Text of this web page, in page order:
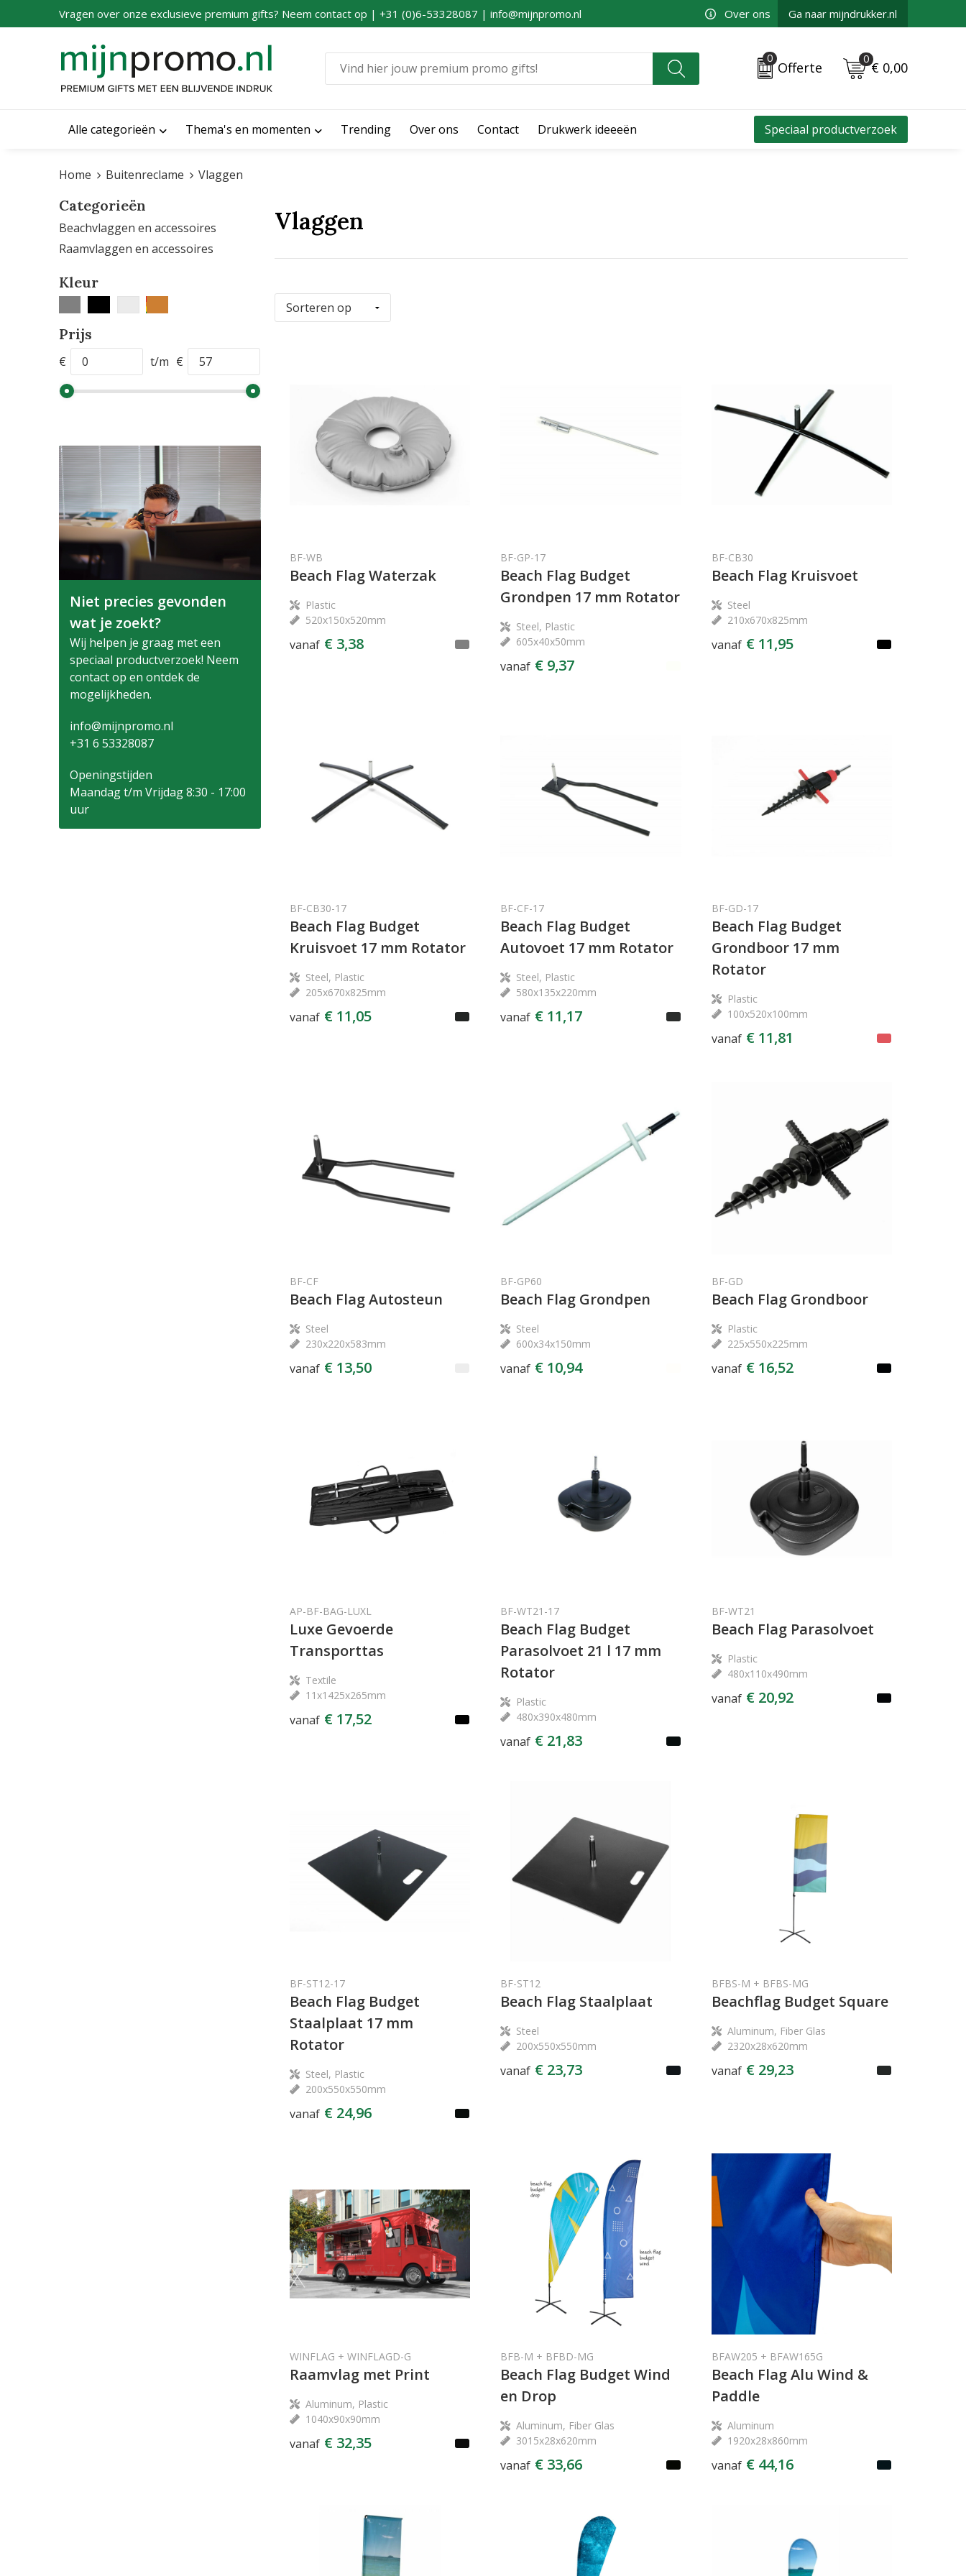
Vragen over onze exclusieve premium gifts? Neem contact op | +31 (0)6-53328087 | info@mijnpromo.nl Over ons Ga naar mijndrukker.nl
0
Offerte
0
€ 0,00
Alle categorieën Thema's en momenten Trending Over ons Contact Drukwerk ideeeën Speciaal productverzoek
Home Buitenreclame Vlaggen
Categorieën
Beachvlaggen en accessoires
Raamvlaggen en accessoires
Kleur
Prijs
€ t/m €
Niet precies gevonden
wat je zoekt?
Wij helpen je graag met een
speciaal productverzoek! Neem
contact op en ontdek de
mogelijkheden.
info@mijnpromo.nl
+31 6 53328087
Openingstijden
Maandag t/m Vrijdag 8:30 - 17:00
uur
Vlaggen
BF-WB
Beach Flag Waterzak
Plastic
520x150x520mm
vanaf € 3,38
BF-GP-17
Beach Flag Budget
Grondpen 17 mm Rotator
Steel, Plastic
605x40x50mm
vanaf € 9,37
BF-CB30
Beach Flag Kruisvoet
Steel
210x670x825mm
vanaf € 11,95
BF-CB30-17
Beach Flag Budget
Kruisvoet 17 mm Rotator
Steel, Plastic
205x670x825mm
vanaf € 11,05
BF-CF-17
Beach Flag Budget
Autovoet 17 mm Rotator
Steel, Plastic
580x135x220mm
vanaf € 11,17
BF-GD-17
Beach Flag Budget
Grondboor 17 mm
Rotator
Plastic
100x520x100mm
vanaf € 11,81
BF-CF
Beach Flag Autosteun
Steel
230x220x583mm
vanaf € 13,50
BF-GP60
Beach Flag Grondpen
Steel
600x34x150mm
vanaf € 10,94
BF-GD
Beach Flag Grondboor
Plastic
225x550x225mm
vanaf € 16,52
AP-BF-BAG-LUXL
Luxe Gevoerde
Transporttas
Textile
11x1425x265mm
vanaf € 17,52
BF-WT21-17
Beach Flag Budget
Parasolvoet 21 l 17 mm
Rotator
Plastic
480x390x480mm
vanaf € 21,83
BF-WT21
Beach Flag Parasolvoet
Plastic
480x110x490mm
vanaf € 20,92
BF-ST12-17
Beach Flag Budget
Staalplaat 17 mm
Rotator
Steel, Plastic
200x550x550mm
vanaf € 24,96
BF-ST12
Beach Flag Staalplaat
Steel
200x550x550mm
vanaf € 23,73
BFBS-M + BFBS-MG
Beachflag Budget Square
Aluminum, Fiber Glas
2320x28x620mm
vanaf € 29,23
WINFLAG + WINFLAGD-G
Raamvlag met Print
Aluminum, Plastic
1040x90x90mm
vanaf € 32,35
BFB-M + BFBD-MG
Beach Flag Budget Wind
en Drop
Aluminum, Fiber Glas
3015x28x620mm
vanaf € 33,66
BFAW205 + BFAW165G
Beach Flag Alu Wind &
Paddle
Aluminum
1920x28x860mm
vanaf € 44,16